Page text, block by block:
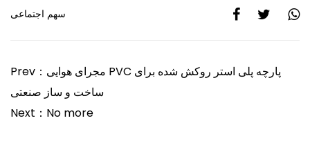
سهم اجتماعی
Prev：مجرای هوایی PVC پارچه پلی استر روکش شده برای
ساخت و ساز صنعتی
Next：No more